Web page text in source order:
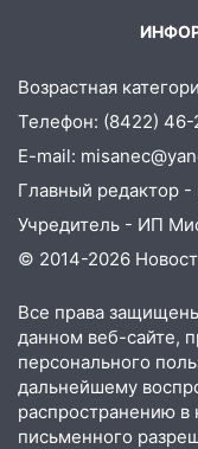
урагана 8
16:38 Прогноз
области на 9
16:34 Из-за
Ульяновске
время»
16:17
100 тысяч
15:17 В
Ульяновской
тысяч
Возрастная
Телефон: (8422)
E-mail:
Главный редактор
Учредитель - ИП
© 2014-2026
Все права
данном веб-сайте,
персонального
дальнейшему
распространению в
письменного